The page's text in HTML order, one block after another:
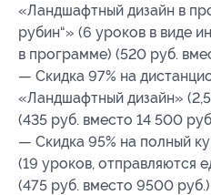
«Ландшафтный дизайн в
рубин“» (6 уроков в виде
в программе) (520 руб.
— Скидка 97% на
«Ландшафтный дизайн»
(435 руб. вместо 14 500
— Скидка 95% на полный
(19 уроков, отправляются
(475 руб. вместо 9500 руб.)